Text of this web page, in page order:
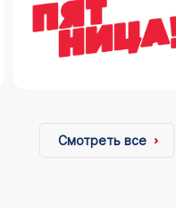
Смотреть все